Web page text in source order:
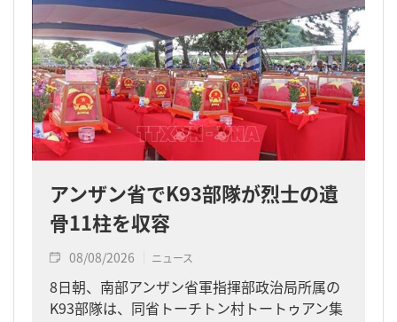
アンザン省でK93部隊が烈士の遺
骨11柱を収容
08/08/2026 ニュース
8日朝、南部アンザン省軍指揮部政治局所属の
K93部隊は、同省トーチトン村トートゥアン集